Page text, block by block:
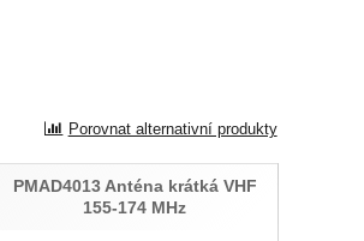
Porovnat alternativní produkty
PMAD4013 Anténa krátká VHF
155-174 MHz